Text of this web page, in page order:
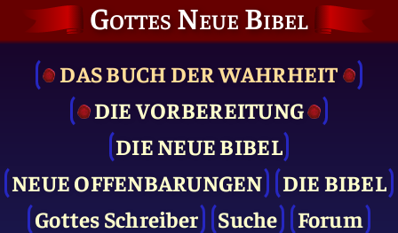
Gottes Neue Bibel
DAS BUCH DER WAHRHEIT
DIE VOR­BEREITUNG
DIE NEUE BIBEL
NEUE OFFENBARUNGEN
DIE BIBEL
Gottes Schreiber
Suche
Forum